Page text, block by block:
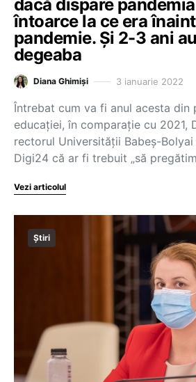
dacă dispare
întoarce la ce era
pandemie. Și 2-3 ani
degeaba
Diana Ghimiși 3 ianuarie 2022
Întrebat cum va fi anul acesta din
educației, în comparație cu 2021,
rectorul Universității Babeș-
Digi24 că ar fi trebuit „să
Vezi articolul
Știri